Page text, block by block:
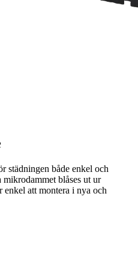
städningen både enkel och
blåses ut ur
enkel att montera i nya och